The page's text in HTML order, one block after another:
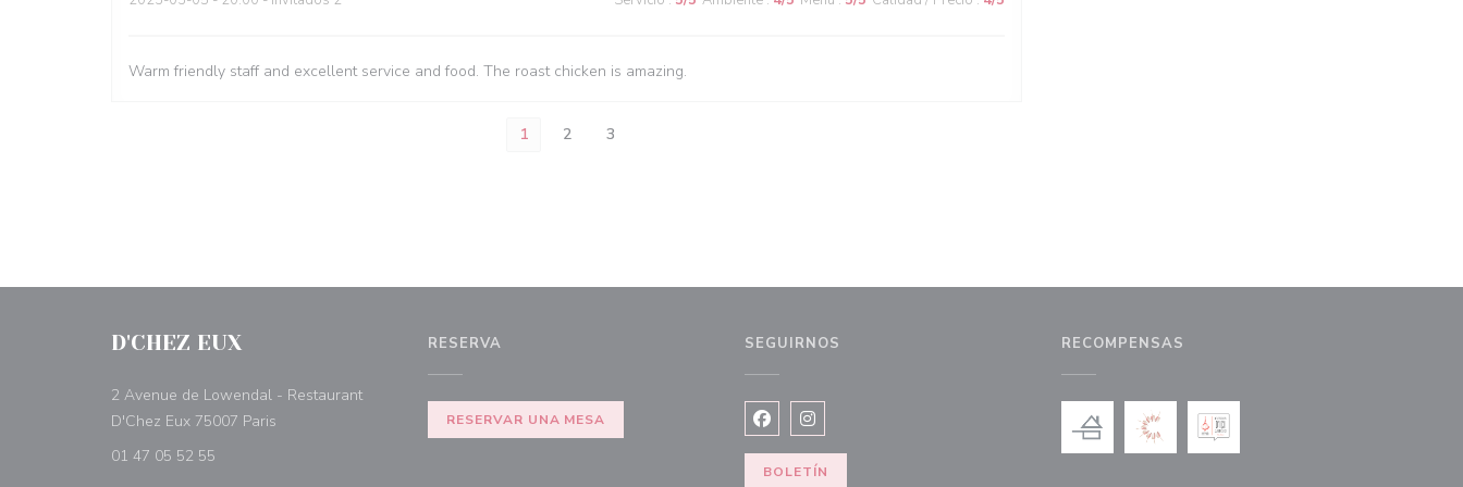
Warm friendly staff and excellent service and food. The roast chicken is amazing.
1 2 3
D'CHEZ EUX
2 Avenue de Lowendal - Restaurant
D'Chez Eux 75007 Paris ((abre en una nueva ventana))
01 47 05 52 55
RESERVA
RESERVAR UNA MESA
SEGUIRNOS
Facebook ((abre en una nueva ventana))
Instagram ((abre en una nueva ventana))
BOLETÍN
RECOMPENSAS